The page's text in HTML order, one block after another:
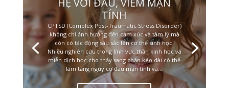
HỆ VỚI ĐAU, VIÊM MẠN
TÍNH
CPTSD (Complex Post-Traumatic Stress Disorder)
không chỉ ảnh hưởng đến cảm xúc và tâm lý mà
còn có tác động sâu sắc lên cơ thể sinh học.
Nhiều nghiên cứu trong lĩnh vực thần kinh học và
miễn dịch học cho thấy sang chấn kéo dài có thể
làm tăng nguy cơ đau mạn tính và...